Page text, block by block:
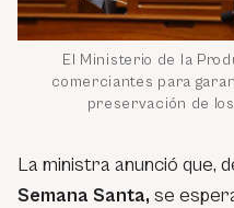
El Ministerio de la
comerciantes para
preservación de
La ministra anunció que,
Semana Santa, se